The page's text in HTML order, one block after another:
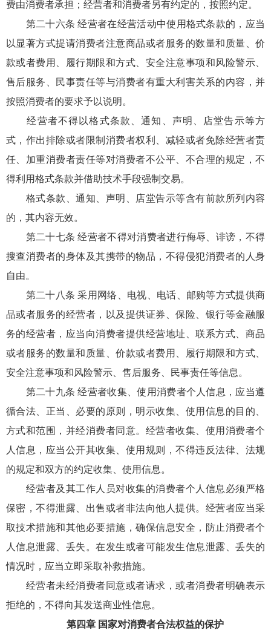
费由消费者承担；经营者和消费者另有约定的，按照约定。
第二十六条 经营者在经营活动中使用格式条款的，应当
以显著方式提请消费者注意商品或者服务的数量和质量、价
款或者费用、履行期限和方式、安全注意事项和风险警示、
售后服务、民事责任等与消费者有重大利害关系的内容，并
按照消费者的要求予以说明。
经营者不得以格式条款、通知、声明、店堂告示等方
式，作出排除或者限制消费者权利、减轻或者免除经营者责
任、加重消费者责任等对消费者不公平、不合理的规定，不
得利用格式条款并借助技术手段强制交易。
格式条款、通知、声明、店堂告示等含有前款所列内容
的，其内容无效。
第二十七条 经营者不得对消费者进行侮辱、诽谤，不得
搜查消费者的身体及其携带的物品，不得侵犯消费者的人身
自由。
第二十八条 采用网络、电视、电话、邮购等方式提供商
品或者服务的经营者，以及提供证券、保险、银行等金融服
务的经营者，应当向消费者提供经营地址、联系方式、商品
或者服务的数量和质量、价款或者费用、履行期限和方式、
安全注意事项和风险警示、售后服务、民事责任等信息。
第二十九条 经营者收集、使用消费者个人信息，应当遵
循合法、正当、必要的原则，明示收集、使用信息的目的、
方式和范围，并经消费者同意。经营者收集、使用消费者个
人信息，应当公开其收集、使用规则，不得违反法律、法规
的规定和双方的约定收集、使用信息。
经营者及其工作人员对收集的消费者个人信息必须严格
保密，不得泄露、出售或者非法向他人提供。经营者应当采
取技术措施和其他必要措施，确保信息安全，防止消费者个
人信息泄露、丢失。在发生或者可能发生信息泄露、丢失的
情况时，应当立即采取补救措施。
经营者未经消费者同意或者请求，或者消费者明确表示
拒绝的，不得向其发送商业性信息。
第四章 国家对消费者合法权益的保护